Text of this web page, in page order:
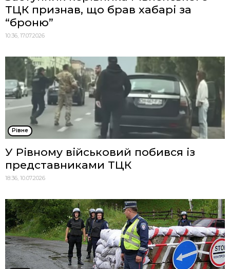
ТЦК признав, що брав хабарі за
“броню”
10:36, 17.07.2026
Рівне
У Рівному військовий побився із
представниками ТЦК
18:36, 10.07.2026